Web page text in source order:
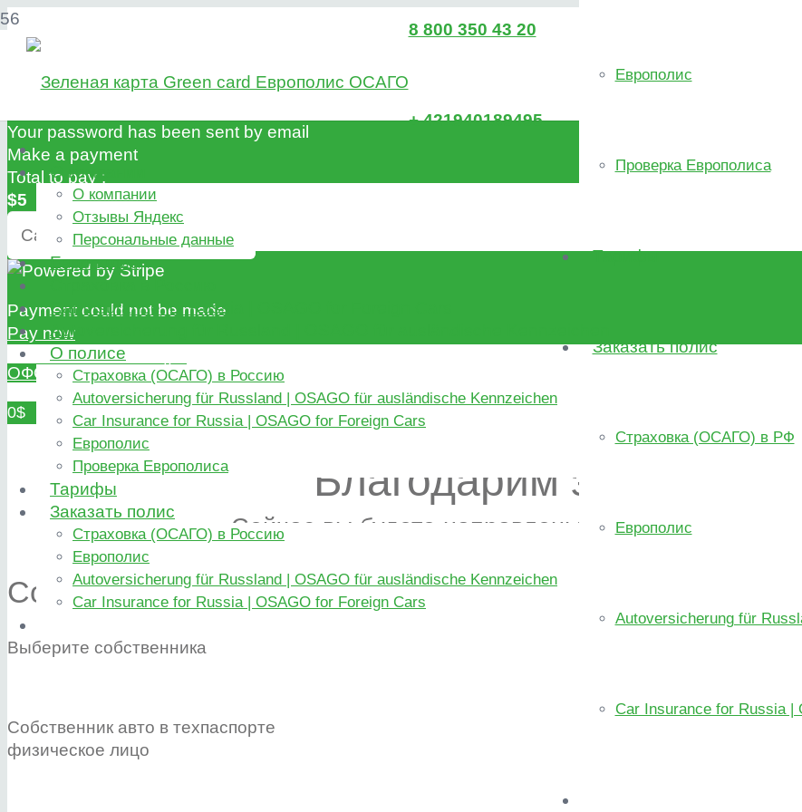
‎8 800 350 43 20
+ 421940189495
Европолис
Проверка Европолиса
Тарифы
Заказать полис
Страховка (ОСАГО) в РФ
Европолис
Autoversicherung für
Car Insurance for Russia |
О компании
О компании
Отзывы Яндекс
Персональные данные
Европолис
Страховка в Россию
Car Insurance for Russia | OSAGO for Foreign Cars
Autoversicherung für Russland | OSAGO für ausländische Kennzeichen
О полисе
Страховка (ОСАГО) в Россию
Autoversicherung für Russland | OSAGO für ausländische Kennzeichen
Car Insurance for Russia | OSAGO for Foreign Cars
Европолис
Проверка Европолиса
Тарифы
Заказать полис
Страховка (ОСАГО) в Россию
Европолис
Autoversicherung für Russland | OSAGO für ausländische Kennzeichen
Car Insurance for Russia | OSAGO for Foreign Cars
Your password has been sent by email
Make a payment
Total to pay :
$5
Payment could not be made
Pay now
ОФОРМИТЬ ОНЛАЙН
0$
Благодарим за заказ
Сейчас вы будете направлены на страницу
Собственник транспортного средства
Выберите собственника
Собственник авто в техпаспорте
физическое лицо